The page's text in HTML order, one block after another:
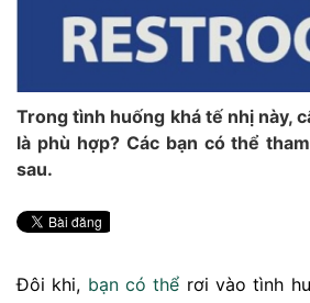
Trong tình huống khá tế nhị này,
là phù hợp? Các bạn có thể
sau.
Đôi khi, bạn có thể rơi vào tình